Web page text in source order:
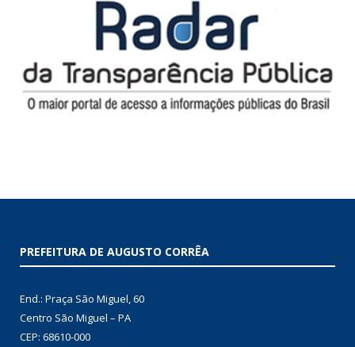
PREFEITURA DE AUGUSTO CORRÊA
End.: Praça São Miguel, 60
Centro São Miguel – PA
CEP: 68610-000